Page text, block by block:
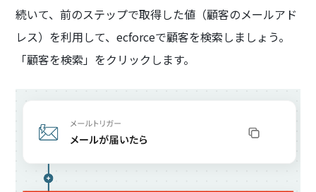
続いて、前のステップで取得した値（顧客のメールアド
レス）を利用して、ecforceで顧客を検索しましょう。
「顧客を検索」をクリックします。